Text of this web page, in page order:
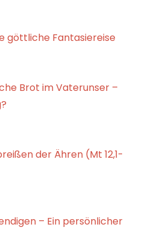
göttliche Fantasiereise
Brot im Vaterunser –
der Ähren (Mt 12,1-
– Ein persönlicher